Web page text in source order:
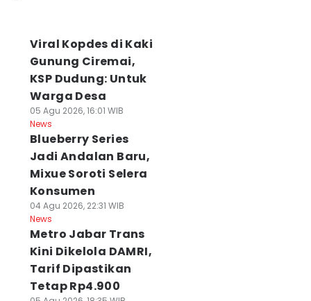
Viral Kopdes di Kaki
Gunung Ciremai,
KSP Dudung: Untuk
Warga Desa
05 Agu 2026, 16:01 WIB
News
Blueberry Series
Jadi Andalan Baru,
Mixue Soroti Selera
Konsumen
04 Agu 2026, 22:31 WIB
News
Metro Jabar Trans
Kini Dikelola DAMRI,
Tarif Dipastikan
Tetap Rp4.900